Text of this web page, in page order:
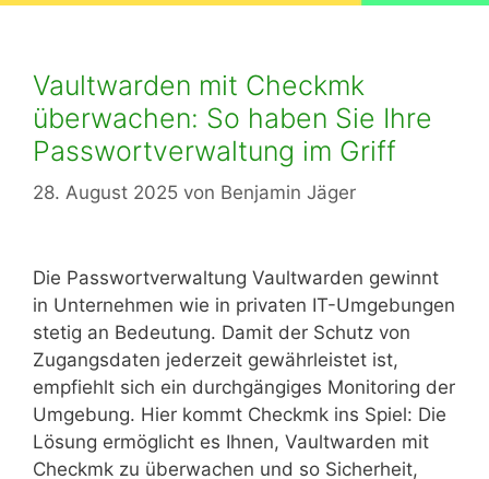
Vaultwarden mit Checkmk
überwachen: So haben Sie Ihre
Passwortverwaltung im Griff
28. August 2025 von Benjamin Jäger
Die Passwortverwaltung Vaultwarden gewinnt
in Unternehmen wie in privaten IT-Umgebungen
stetig an Bedeutung. Damit der Schutz von
Zugangsdaten jederzeit gewährleistet ist,
empfiehlt sich ein durchgängiges Monitoring der
Umgebung. Hier kommt Checkmk ins Spiel: Die
Lösung ermöglicht es Ihnen, Vaultwarden mit
Checkmk zu überwachen und so Sicherheit,